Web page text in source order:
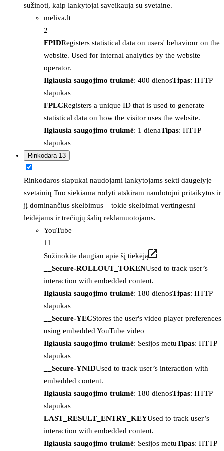
sužinoti, kaip lankytojai sąveikauja su svetaine.
meliva.lt
2
FPIDRegisters statistical data on users' behaviour on the
website. Used for internal analytics by the website
operator.
Ilgiausia saugojimo trukmė: 400 dienosTipas: HTTP
slapukas
FPLCRegisters a unique ID that is used to generate
statistical data on how the visitor uses the website.
Ilgiausia saugojimo trukmė: 1 dienaTipas: HTTP
slapukas
Rinkodara 13
Rinkodaros slapukai naudojami lankytojams sekti daugelyje
svetainių Tuo siekiama rodyti atskiram naudotojui pritaikytus ir
jį dominančius skelbimus – tokie skelbimai vertingesni
leidėjams ir trečiųjų šalių reklamuotojams.
YouTube
11
Sužinokite daugiau apie šį tiekėją
__Secure-ROLLOUT_TOKENUsed to track user’s
interaction with embedded content.
Ilgiausia saugojimo trukmė: 180 dienosTipas: HTTP
slapukas
__Secure-YECStores the user's video player preferences
using embedded YouTube video
Ilgiausia saugojimo trukmė: Sesijos metuTipas: HTTP
slapukas
__Secure-YNIDUsed to track user’s interaction with
embedded content.
Ilgiausia saugojimo trukmė: 180 dienosTipas: HTTP
slapukas
LAST_RESULT_ENTRY_KEYUsed to track user’s
interaction with embedded content.
Ilgiausia saugojimo trukmė: Sesijos metuTipas: HTTP